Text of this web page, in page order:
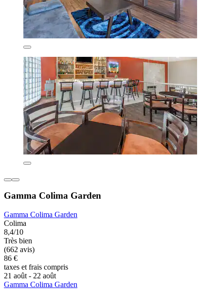
Gamma Colima Garden
Gamma Colima Garden
Colima
8,4/10
Très bien
(662 avis)
86 €
taxes et frais compris
21 août - 22 août
Gamma Colima Garden